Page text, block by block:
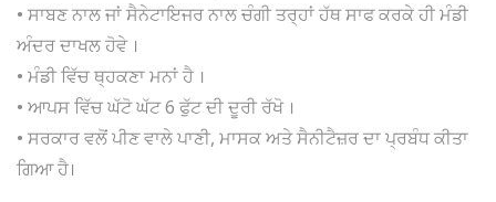
• ਸਾਬਣ ਨਾਲ ਜਾਂ ਸੈਨੇਟਾਇਜਰ ਨਾਲ ਚੰਗੀ ਤਰ੍ਹਾਂ ਹੱਥ ਸਾਫ ਕਰਕੇ ਹੀ ਮੰਡੀ
ਅੰਦਰ ਦਾਖਲ ਹੋਵੇ ।
• ਮੰਡੀ ਵਿੱਚ ਥ੍ਹਕਣਾ ਮਨਾਂ ਹੈ ।
• ਆਪਸ ਵਿੱਚ ਘੱਟੋ ਘੱਟ 6 ਫੁੱਟ ਦੀ ਦੂਰੀ ਰੱਖੋ ।
• ਸਰਕਾਰ ਵਲੋਂ ਪੀਣ ਵਾਲੇ ਪਾਣੀ, ਮਾਸਕ ਅਤੇ ਸੈਨੀਟੈਜ਼ਰ ਦਾ ਪ੍ਰਬੰਧ ਕੀਤਾ
ਗਿਆ ਹੈ।